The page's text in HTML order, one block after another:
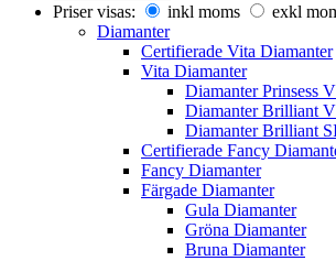
Priser visas: inkl moms
exkl
Diamanter
Certifierade Vita Diamanter
Vita Diamanter
Diamanter Prinsess
Diamanter Brilliant
Diamanter Brilliant
Certifierade Fancy
Fancy Diamanter
Färgade Diamanter
Gula Diamanter
Gröna Diamanter
Bruna Diamanter